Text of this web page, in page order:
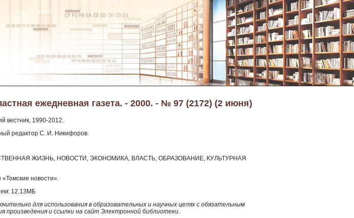
ежедневная газета. - 2000. - № 97 (2172) (2 июня)
вестник, 1990-2012.
редактор С. И. Никифоров.
ЖИЗНЬ, НОВОСТИ, ЭКОНОМИКА, ВЛАСТЬ, ОБРАЗОВАНИЕ, КУЛЬТУРНАЯ
новости».
12.13МБ
для использования в образовательных и научных целях с обязательным
произведения и ссылки на сайт Электронной библиотеки.